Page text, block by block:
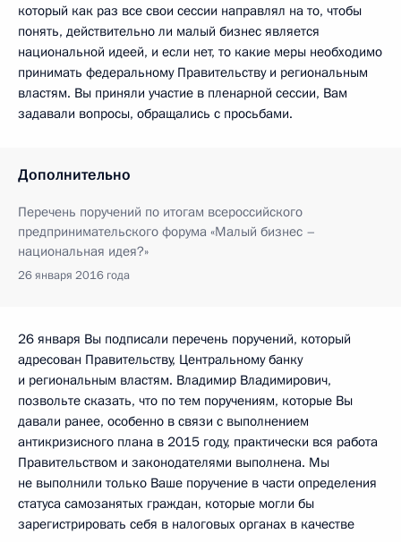
который как раз все свои сессии направлял на то, чтобы
понять, действительно ли малый бизнес является
национальной идеей, и если нет, то какие меры необходимо
принимать федеральному Правительству и региональным
властям. Вы приняли участие в пленарной сессии, Вам
задавали вопросы, обращались с просьбами.
Дополнительно
Перечень поручений по итогам всероссийского
предпринимательского форума «Малый бизнес –
национальная идея?»
26 января 2016 года
26 января Вы подписали перечень поручений, который
адресован Правительству, Центральному банку
и региональным властям. Владимир Владимирович,
позвольте сказать, что по тем поручениям, которые Вы
давали ранее, особенно в связи с выполнением
антикризисного плана в 2015 году, практически вся работа
Правительством и законодателями выполнена. Мы
не выполнили только Ваше поручение в части определения
статуса самозанятых граждан, которые могли бы
зарегистрировать себя в налоговых органах в качестве